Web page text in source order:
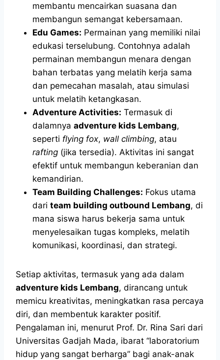
membantu mencairkan suasana dan
membangun semangat kebersamaan.
Edu Games: Permainan yang memiliki nilai
edukasi terselubung. Contohnya adalah
permainan membangun menara dengan
bahan terbatas yang melatih kerja sama
dan pemecahan masalah, atau simulasi
untuk melatih ketangkasan.
Adventure Activities: Termasuk di
dalamnya adventure kids Lembang,
seperti flying fox, wall climbing, atau
rafting (jika tersedia). Aktivitas ini sangat
efektif untuk membangun keberanian dan
kemandirian.
Team Building Challenges: Fokus utama
dari team building outbound Lembang, di
mana siswa harus bekerja sama untuk
menyelesaikan tugas kompleks, melatih
komunikasi, koordinasi, dan strategi.
Setiap aktivitas, termasuk yang ada dalam
adventure kids Lembang, dirancang untuk
memicu kreativitas, meningkatkan rasa percaya
diri, dan membentuk karakter positif.
Pengalaman ini, menurut Prof. Dr. Rina Sari dari
Universitas Gadjah Mada, ibarat “laboratorium
hidup yang sangat berharga” bagi anak-anak